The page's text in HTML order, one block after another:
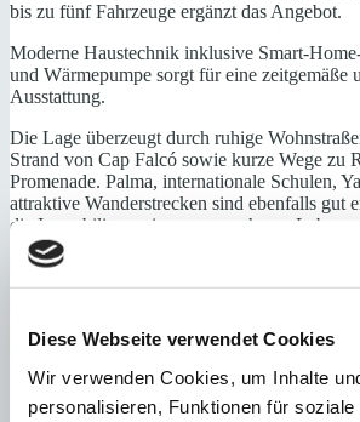
Diese Webseite verwendet Cookies
Wir verwenden Cookies, um Inhalte
personalisieren, Funktionen für soziale
bis zu fünf Fahrzeuge ergänzt das Angebot.
Moderne Haustechnik inklusive Smart-
und Wärmepumpe sorgt für eine zeitgemäße
Ausstattung.
Die Lage überzeugt durch ruhige
Strand von Cap Falcó sowie kurze Wege zu
Promenade. Palma, internationale Schulen,
attraktive Wanderstrecken sind ebenfalls gut
die Immobilie zu einem angenehmen
Erdgeschoss: Eingangsbereich, Wohn-/
Schlafzimmer mit Bad und Ankleide,
Obergeschoss: großes Hauptschlafzimmer
Terrasse, 3 weitere Schlafzimmer mit Bädern